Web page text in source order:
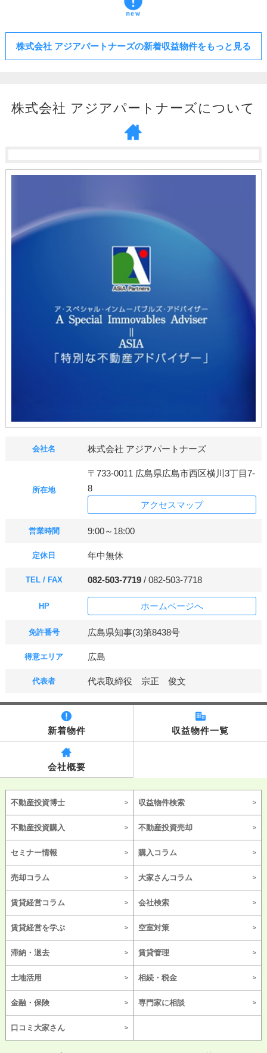
株式会社 アジアパートナーズの新着収益物件をもっと見る
株式会社 アジアパートナーズについて
会社名 株式会社 アジアパートナーズ
所在地
〒733-0011 広島県広島市西区横川3丁目7-
8
アクセスマップ
営業時間 9:00～18:00
定休日 年中無休
TEL / FAX 082-503-7719/ 082-503-7718
HP ホームページへ
免許番号 広島県知事(3)第8438号
得意エリア 広島
代表者 代表取締役 宗正 俊文
新着物件 収益物件一覧
会社概要
不動産投資博士 収益物件検索
不動産投資購入 不動産投資売却
セミナー情報 購入コラム
売却コラム 大家さんコラム
賃貸経営コラム 会社検索
賃貸経営を学ぶ 空室対策
滞納・退去 賃貸管理
土地活用 相続・税金
金融・保険 専門家に相談
口コミ大家さん